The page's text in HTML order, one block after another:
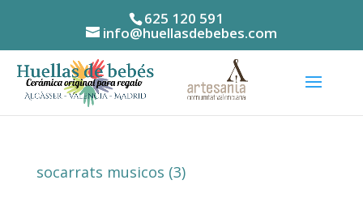
625 120 591
info@huellasdebebes.com
socarrats musicos (3)